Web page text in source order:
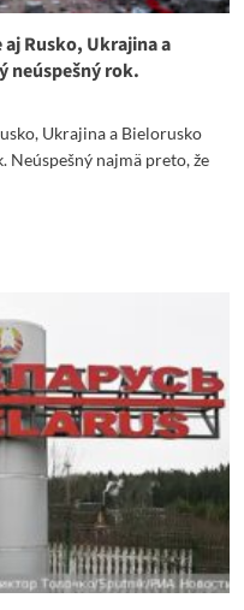
Rusko, Ukrajina a
neúspešný rok.
Ukrajina a Bielorusko
Neúspešný najmä preto, že